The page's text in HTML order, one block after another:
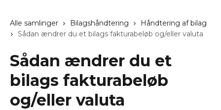
Alle samlinger Bilagshåndtering
Håndtering af bilag
Sådan ændrer du et bilags fakturabeløb og/eller valuta
Sådan ændrer du et
bilags fakturabeløb
og/eller valuta